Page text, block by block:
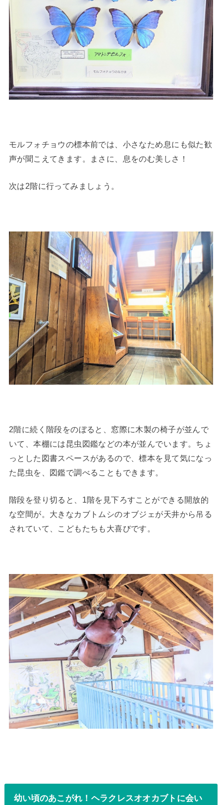
モルフォチョウの標本前では、小さなため息にも似た歓
声が聞こえてきます。まさに、息をのむ美しさ！
次は2階に行ってみましょう。
2階に続く階段をのぼると、窓際に木製の椅子が並んで
いて、本棚には昆虫図鑑などの本が並んでいます。ちょ
っとした図書スペースがあるので、標本を見て気になっ
た昆虫を、図鑑で調べることもできます。
階段を登り切ると、1階を見下ろすことができる開放的
な空間が。大きなカブトムシのオブジェが天井から吊る
されていて、こどもたちも大喜びです。
幼い頃のあこがれ！ヘラクレスオオカブトに会い